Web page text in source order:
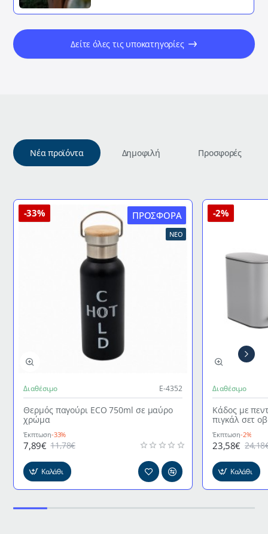
Δείτε όλες τις υποκατηγορίες
Νέα προϊόντα Δημοφιλή Προσφορές
ΠΡΟΣΦΟΡΆ
ΝΈΟ
-33%
Διαθέσιμο Ε-4352
Θερμός παγούρι ECO 750ml σε μαύρο
χρώμα
Έκπτωση-33%
7,89€ 11,78€
Καλάθι
-2%
Διαθέσιμο
Κάδος με
πιγκάλ σετ
Έκπτωση-2%
23,58€
Καλάθι